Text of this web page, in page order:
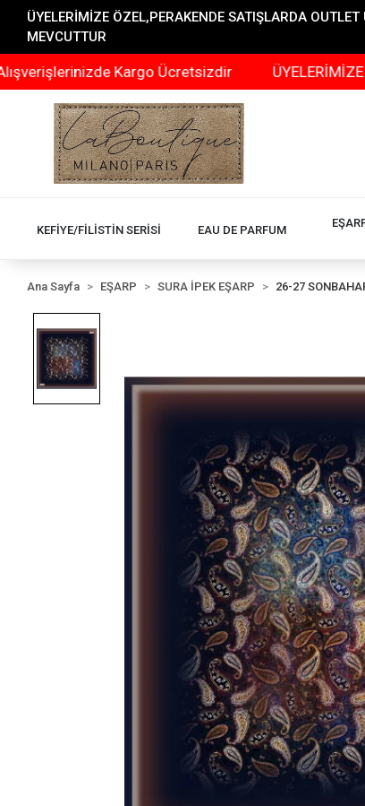
ÜYELERİMİZE ÖZEL,PERAKENDE SATIŞLARDA
MEVCUTTUR
Kargo Ücretsizdir ÜYELERİMİZE
KEFİYE/FİLİSTİN SERİSİ EAU DE PARFUM
Ana Sayfa EŞARP SURA İPEK EŞARP 26-27